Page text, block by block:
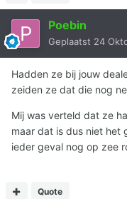
Poebin
Geplaatst 24
Hadden ze bij jouw
zeiden ze dat die nog
Mij was verteld dat ze
maar dat is dus niet het
ieder geval nog op zee
Quote